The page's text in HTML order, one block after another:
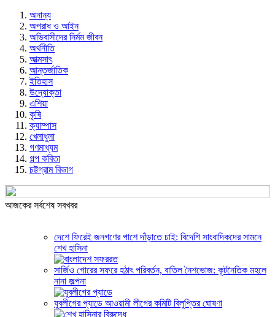
অনান্য
অপরাধ ও আইন
অভিবাসীদের নির্মম জীবন
অর্থনীতি
আত্মসাৎ
আন্তর্জাতিক
ইতিহাস
উদ্যোক্তা
এশিয়া
কৃষি
ক্যাম্পাস
খেলাধুলা
গণমাধ্যম
গল্প ক‌বিতা
চট্টগ্রাম বিভাগ
আজকের সর্বশেষ সবখবর
দেশে ফিরেই জনগণের পাশে দাঁড়াতে চাই: বিদেশি সাংবাদিকদের সামনে
শেখ হাসিনা
সার্জিও গোরের সফরে হঠাৎ পরিবর্তন, বাতিল নৈশভোজ: কূটনৈতিক মহলে
নানা জল্পনা
যুবলীগের প্যাডে আওয়ামী লীগের কমিটি বিলুপ্তির ঘোষণা